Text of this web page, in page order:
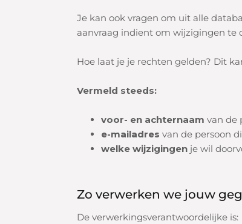
Je kan ook vragen om uit alle
aanvraag indient om wijzigingen te
Hoe laat je je rechten gelden? Dit
Vermeld steeds:
voor- en achternaam van de
e-mailadres van de persoon
welke wijzigingen je wil
Zo verwerken we jouw
De verwerkingsverantwoordelijke is: